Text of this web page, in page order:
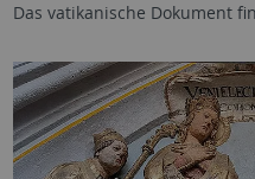
Das vatikanische Dokument